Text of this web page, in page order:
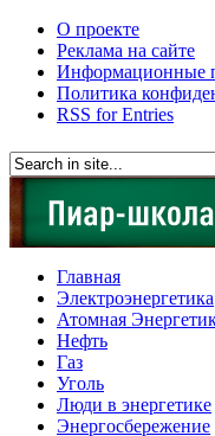
О проекте
Реклама на сайте
Информационные
Политика
RSS for Entries
Главная
Электроэнергетика
Атомная
Нефть
Газ
Уголь
Люди в энергетике
Энергосбережение